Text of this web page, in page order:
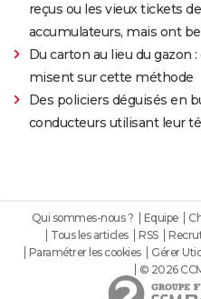
reçus ou les vieux tickets
accumulateurs, mais ont
Du carton au lieu du gazon
misent sur cette méthode
Des policiers déguisés en
conducteurs utilisant leur
Qui sommes-nous ? Equipe
Tous les articles
RSS
Paramétrer les cookies
Gérer
© 2026